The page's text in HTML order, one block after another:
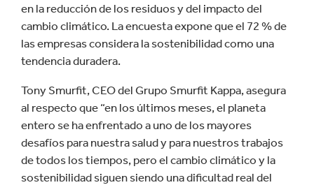
en la reducción de los residuos y del impacto del
cambio climático. La encuesta expone que el 72 % de
las empresas considera la sostenibilidad como una
tendencia duradera.
Tony Smurfit, CEO del Grupo Smurfit Kappa, asegura
al respecto que “en los últimos meses, el planeta
entero se ha enfrentado a uno de los mayores
desafíos para nuestra salud y para nuestros trabajos
de todos los tiempos, pero el cambio climático y la
sostenibilidad siguen siendo una dificultad real del